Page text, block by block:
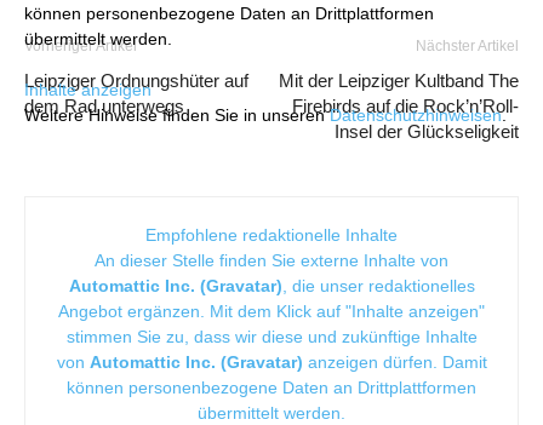
können personenbezogene Daten an Drittplattformen
übermittelt werden.
Inhalte anzeigen
Weitere Hinweise finden Sie in unserenDatenschutzhinweisen.
Vorheriger Artikel
Leipziger Ordnungshüter auf
dem Rad unterwegs
Nächster Artikel
Mit der Leipziger Kultband The
Firebirds auf die Rock’n’Roll-
Insel der Glückseligkeit
Empfohlene redaktionelle Inhalte
An dieser Stelle finden Sie externe Inhalte von
Automattic Inc. (Gravatar), die unser redaktionelles
Angebot ergänzen. Mit dem Klick auf "Inhalte anzeigen"
stimmen Sie zu, dass wir diese und zukünftige Inhalte
von Automattic Inc. (Gravatar) anzeigen dürfen. Damit
können personenbezogene Daten an Drittplattformen
übermittelt werden.